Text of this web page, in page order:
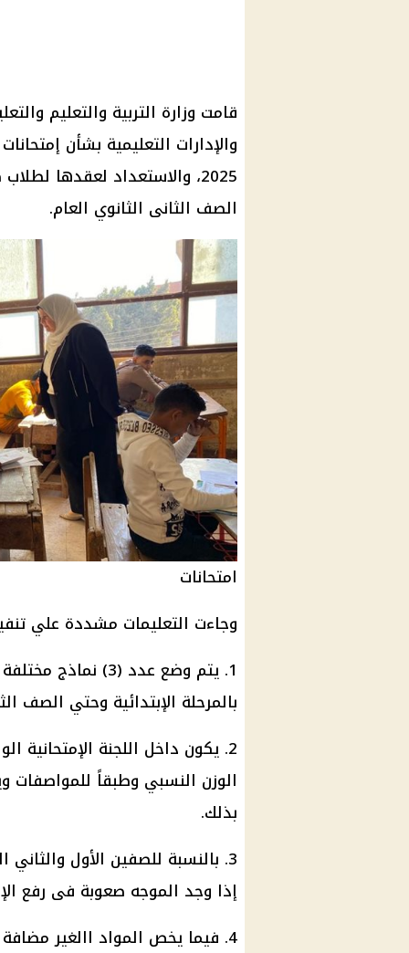
قامت وزارة التربية والتعليم
والإدارات التعليمية بشأن إمتحانات
2025، والاستعداد لعقدها لطلاب
الصف الثانى الثانوي العام.
امتحانات
وجاءت التعليمات مشددة علي
1. يتم وضع عدد (3) نماذج مختلفة لإمتحانات
بالمرحلة الإبتدائية وحتي الصف
الوزن النسبي وطبقاً
بذلك.
3. بالنسبة للصفين الأول
إذا وجد الموجه صعوبة فى رفع
4. فيما يخص المواد االغير مضافة إلي المجموع لكافة